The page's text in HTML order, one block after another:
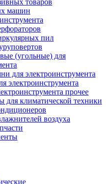
товаров
машин
пил
(угольные) для
для электроинструмента
электроинструмента
прочее
для климатической техники
воздуха